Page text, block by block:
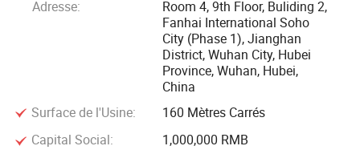
Notre engagement de service : tous les produits produits.
Adresse:
Room 4, 9th Floor, Buliding 2,
Fanhai International Soho
City (Phase 1), Jianghan
District, Wuhan City, Hubei
Province, Wuhan, Hubei,
China
Surface de l'Usine:
160 Mètres Carrés
Capital Social:
1,000,000 RMB